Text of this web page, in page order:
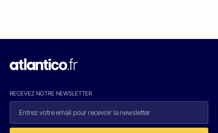
RECEVEZ NOTRE NEWSLETTER